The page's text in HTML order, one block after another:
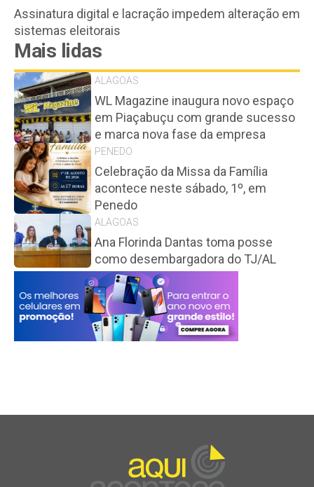
Assinatura digital e lacração impedem alteração em
sistemas eleitorais
Mais lidas
ALAGOAS
WL Magazine inaugura novo espaço
em Piaçabuçu com grande sucesso
e marca nova fase da empresa
PENEDO
Celebração da Missa da Família
acontece neste sábado, 1º, em
Penedo
ALAGOAS
Ana Florinda Dantas toma posse
como desembargadora do TJ/AL